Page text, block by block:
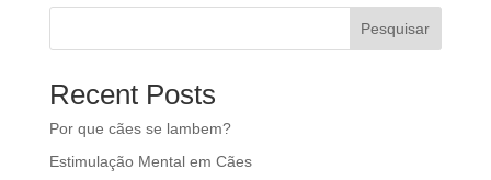
Pesquisar
Recent Posts
Por que cães se lambem?
Estimulação Mental em Cães